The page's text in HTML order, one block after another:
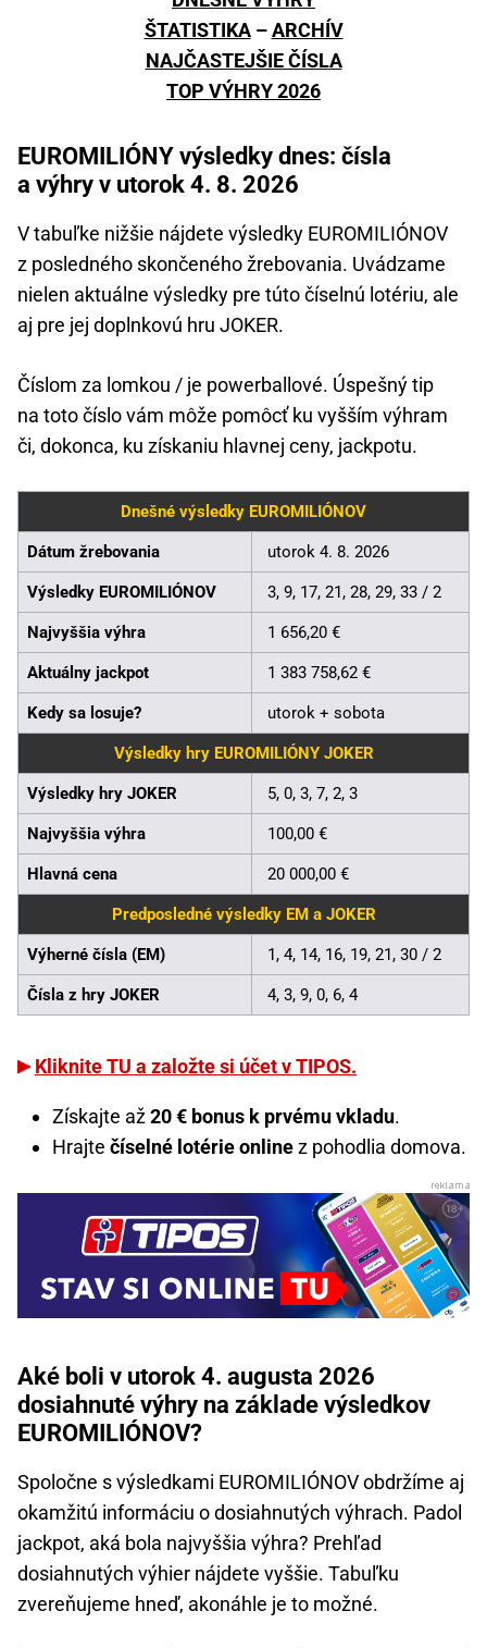
ŠTATISTIKA–ARCHÍV
NAJČASTEJŠIE ČÍSLA
TOP VÝHRY 2026
EUROMILIÓNY výsledky dnes: čísla
a výhry v utorok 4. 8. 2026
V tabuľke nižšie nájdete výsledky EUROMILIÓNOV
z posledného skončeného žrebovania. Uvádzame
nielen aktuálne výsledky pre túto číselnú lotériu, ale
aj pre jej doplnkovú hru JOKER.
Číslom za lomkou / je powerballové. Úspešný tip
na toto číslo vám môže pomôcť ku vyšším výhram
či, dokonca, ku získaniu hlavnej ceny, jackpotu.
Dnešné výsledky EUROMILIÓNOV
Dátum žrebovania utorok 4. 8. 2026
Výsledky EUROMILIÓNOV 3, 9, 17, 21, 28, 29, 33 / 2
Najvyššia výhra 1 656,20 €
Aktuálny jackpot 1 383 758,62 €
Kedy sa losuje? utorok + sobota
Výsledky hry EUROMILIÓNY JOKER
Výsledky hry JOKER 5, 0, 3, 7, 2, 3
Najvyššia výhra 100,00 €
Hlavná cena 20 000,00 €
Predposledné výsledky EM a JOKER
Výherné čísla (EM) 1, 4, 14, 16, 19, 21, 30 / 2
Čísla z hry JOKER 4, 3, 9, 0, 6, 4
Kliknite TU a založte si účet v TIPOS.
Získajte až20 € bonus k prvému vkladu.
Hrajte číselné lotérie onlinez pohodlia domova.
Aké boli v utorok 4. augusta 2026
dosiahnuté výhry na základe výsledkov
EUROMILIÓNOV?
Spoločne s výsledkami EUROMILIÓNOV obdržíme aj
okamžitú informáciu o dosiahnutých výhrach. Padol
jackpot, aká bola najvyššia výhra? Prehľad
dosiahnutých výhier nájdete vyššie. Tabuľku
zvereňujeme hneď, akonáhle je to možné.